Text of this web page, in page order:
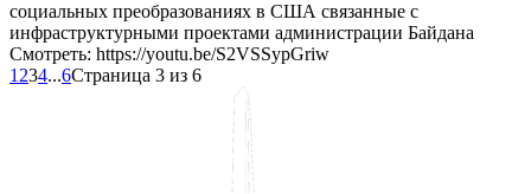
социальных преобразованиях в США связанные с
инфраструктурными проектами администрации Байдана
Смотреть: https://youtu.be/S2VSSypGriw
1 234...6Страница 3 из 6